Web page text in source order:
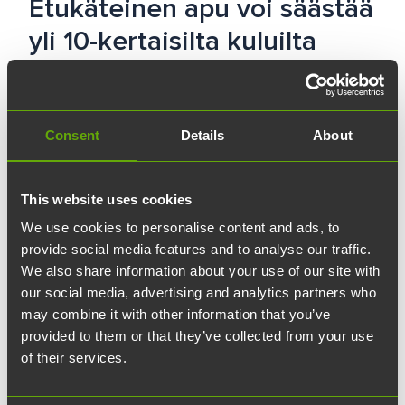
Consent Details About
This website uses cookies
We use cookies to personalise content and ads, to
provide social media features and to analyse our traffic.
We also share information about your use of our site with
our social media, advertising and analytics partners who
may combine it with other information that you’ve
provided to them or that they’ve collected from your use
of their services.
Etukäteinen apu voi säästää
yli 10-kertaisilta kuluilta
Tuomikoski Legal kehitti palvelun, joka on
siivittänyt yrityksen kasvuun
Kolme vuotta, neljä tilaa ja neljä työntekijää –
näihin lukuihin voi tiivistää
lakiasiaintoimistoTuomikoski
Legalintähänastisen matkan Turun
Tiedepuistossa.
– Perustin Tuomikoski Legalin kolme vuotta